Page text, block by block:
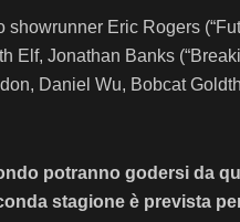
Eric Rogers
Elf, Jonathan Banks
Daniel Wu, Bobcat
potranno godersi da
stagione è prevista